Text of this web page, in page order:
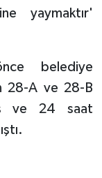
yaymaktır'
belediye
28-A ve 28-B
ve 24 saat